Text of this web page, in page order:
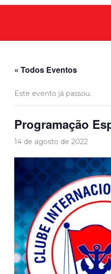
« Todos Eventos
Este evento já passou.
Programação
14 de agosto de 2022